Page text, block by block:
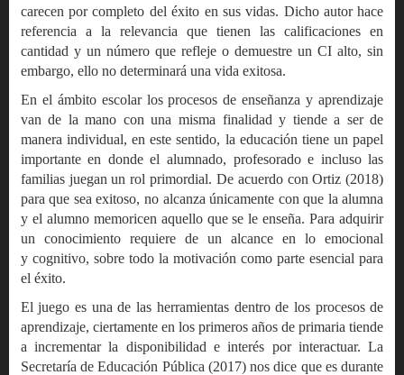
carecen por completo del éxito en sus vidas. Dicho autor hace
referencia a la relevancia que tienen las calificaciones en
cantidad y un número que refleje o demuestre un CI alto, sin
embargo, ello no determinará una vida exitosa.
En el ámbito escolar los procesos de enseñanza y aprendizaje
van de la mano con una misma finalidad y tiende a ser de
manera individual, en este sentido, la educación tiene un papel
importante en donde el alumnado, profesorado e incluso las
familias juegan un rol primordial. De acuerdo con Ortiz (2018)
para que sea exitoso, no alcanza únicamente con que la alumna
y el alumno memoricen aquello que se le enseña. Para adquirir
un conocimiento requiere de un alcance en lo emocional
y cognitivo, sobre todo la motivación como parte esencial para
el éxito.
El juego es una de las herramientas dentro de los procesos de
aprendizaje, ciertamente en los primeros años de primaria tiende
a incrementar la disponibilidad e interés por interactuar. La
Secretaría de Educación Pública (2017) nos dice que es durante